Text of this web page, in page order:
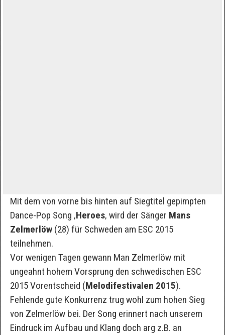
Mit dem von vorne bis hinten auf Siegtitel gepimpten
Dance-Pop Song ‚Heroes‚ wird der Sänger Mans
Zelmerlöw(28) für Schweden am ESC 2015
teilnehmen.
Vor wenigen Tagen gewann Man Zelmerlöw mit
ungeahnt hohem Vorsprung den schwedischen ESC
2015 Vorentscheid (Melodifestivalen 2015).
Fehlende gute Konkurrenz trug wohl zum hohen Sieg
von Zelmerlöw bei. Der Song erinnert nach unserem
Eindruck im Aufbau und Klang doch arg z.B. an